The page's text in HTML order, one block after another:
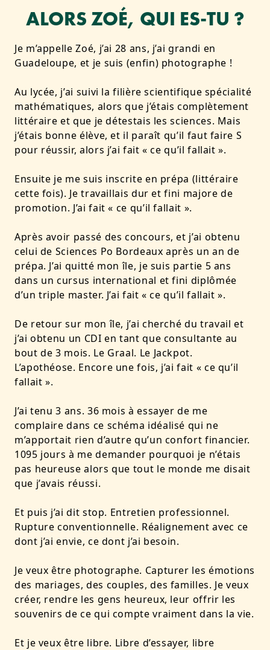
ALORS ZOÉ, QUI ES-TU ?
Je m’appelle Zoé, j’ai 28 ans, j’ai grandi en
Guadeloupe, et je suis (enfin) photographe !
Au lycée, j’ai suivi la filière scientifique spécialité
mathématiques, alors que j’étais complètement
littéraire et que je détestais les sciences. Mais
j’étais bonne élève, et il paraît qu’il faut faire S
pour réussir, alors j’ai fait « ce qu’il fallait ».
Ensuite je me suis inscrite en prépa (littéraire
cette fois). Je travaillais dur et fini majore de
promotion. J’ai fait « ce qu’il fallait ».
Après avoir passé des concours, et j’ai obtenu
celui de Sciences Po Bordeaux après un an de
prépa. J’ai quitté mon île, je suis partie 5 ans
dans un cursus international et fini diplômée
d’un triple master. J’ai fait « ce qu’il fallait ».
De retour sur mon île, j’ai cherché du travail et
j’ai obtenu un CDI en tant que consultante au
bout de 3 mois. Le Graal. Le Jackpot.
L’apothéose. Encore une fois, j’ai fait « ce qu’il
fallait ».
J’ai tenu 3 ans. 36 mois à essayer de me
complaire dans ce schéma idéalisé qui ne
m’apportait rien d’autre qu’un confort financier.
1095 jours à me demander pourquoi je n’étais
pas heureuse alors que tout le monde me disait
que j’avais réussi.
Et puis j’ai dit stop. Entretien professionnel.
Rupture conventionnelle. Réalignement avec ce
dont j’ai envie, ce dont j’ai besoin.
Je veux être photographe. Capturer les émotions
des mariages, des couples, des familles. Je veux
créer, rendre les gens heureux, leur offrir les
souvenirs de ce qui compte vraiment dans la vie.
Et je veux être libre. Libre d’essayer, libre